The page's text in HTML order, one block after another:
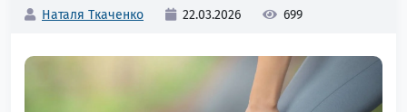
Наталя Ткаченко 22.03.2026 699